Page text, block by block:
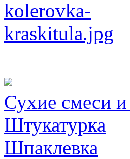
Сухие смеси и
Штукатурка
Шпаклевка